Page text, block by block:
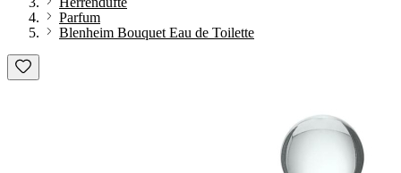
Parfum
Blenheim Bouquet Eau de Toilette